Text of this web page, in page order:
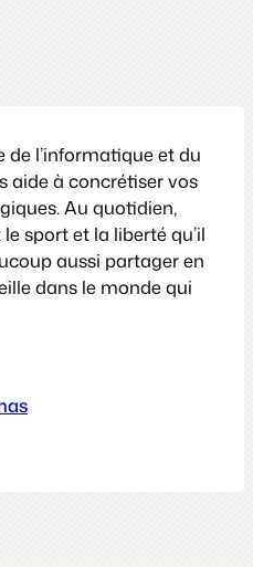
l’informatique et du
aide à concrétiser vos
Au quotidien,
sport et la liberté qu’il
aussi partager en
dans le monde qui